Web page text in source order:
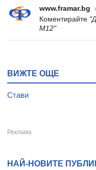
www.framar.bg
Коментирайте
M12"
ВИЖТЕ ОЩЕ
Стави
НАЙ-НОВИТЕ